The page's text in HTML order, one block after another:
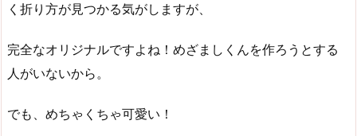
く折り方が見つかる気がしますが、
完全なオリジナルですよね！めざましくんを作ろうとする
人がいないから。
でも、めちゃくちゃ可愛い！